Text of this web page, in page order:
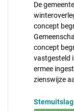
De
concept
concept
vastgesteld
ermee
zienswijze
Stemuitslag